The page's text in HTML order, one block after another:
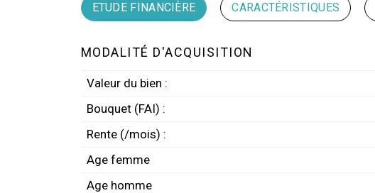
ETUDE FINANCIÈRE CARACTÉRISTIQUES
MODALITÉ D'ACQUISITION
Valeur du bien :
Bouquet (FAI) :
Rente (/mois) :
Age femme
Age homme